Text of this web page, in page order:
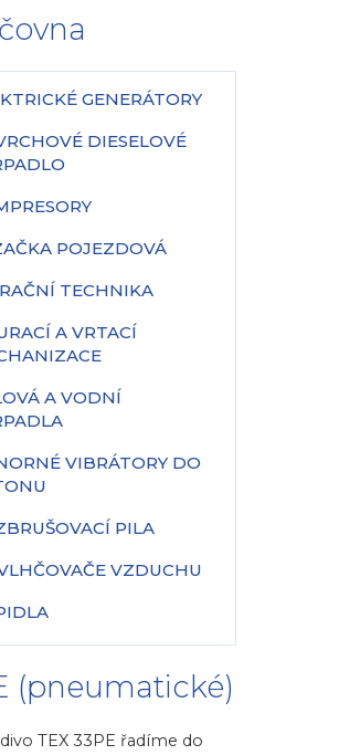
GENERÁTORY
DIESELOVÉ
POJEZDOVÁ
TECHNIKA
A VRTACÍ
A VODNÍ
VIBRÁTORY DO
PILA
VZDUCHU
(pneumatické)
TEX 33PE řadíme do